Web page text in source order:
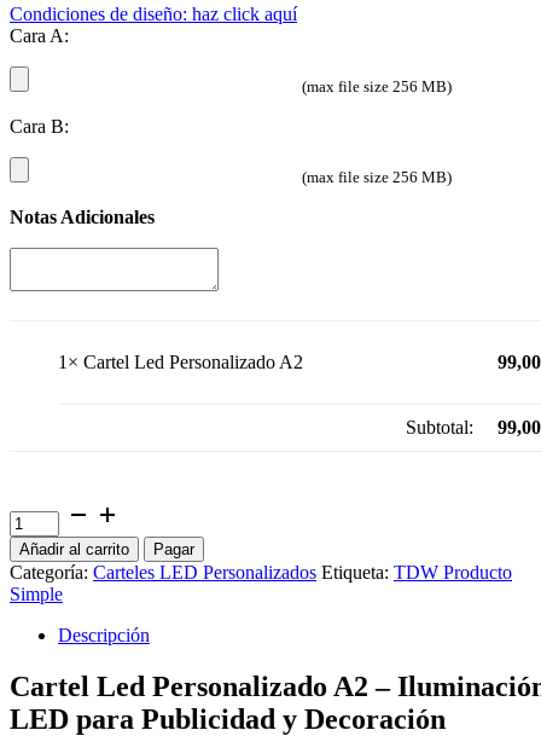
Condiciones de diseño: haz click aquí
Cara A:
(max file size 256 MB)
Cara B:
(max file size 256 MB)
Notas Adicionales
1× Cartel Led Personalizado A2 99,00
Subtotal: 99,00
Cartel
Led
Personalizado
A2
cantidad
Añadir al carrito Pagar
Categoría: Carteles LED Personalizados Etiqueta: TDW Producto
Simple
Descripción
Cartel Led Personalizado A2 –
LED para Publicidad y Decoración